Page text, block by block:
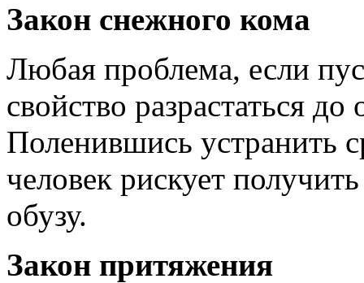
Закон снежного кома
Любая проблема, если
свойство разрастаться
Поленившись устранить
человек рискует
обузу.
Закон притяжения